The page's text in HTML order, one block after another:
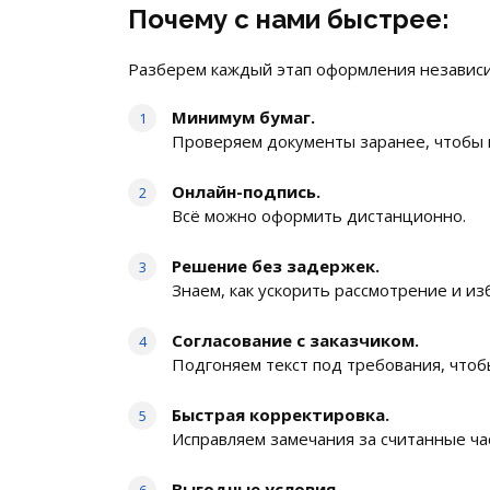
Почему с нами быстрее:
Разберем каждый этап оформления
Минимум бумаг.
Проверяем документы заранее, чтобы
Онлайн-подпись.
Всё можно оформить дистанционно.
Решение без задержек.
Знаем, как ускорить рассмотрение и
Согласование с заказчиком.
Подгоняем текст под требования,
Быстрая корректировка.
Исправляем замечания за считанные